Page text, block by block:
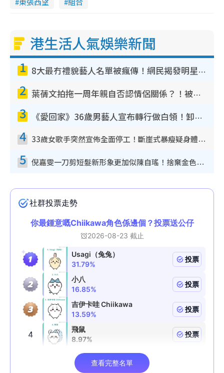
港生活人氣娛樂新聞
1 8大最冇禮貌藝人名單被瘋傳！網民揭發明星真面目 一致數臭呢位係無品天花板？
2 葉蒨文拍拖一周年親自否認情侶關係？！被質疑感情造假竟稱GM「普通同事」
3 《愛回家》36歲男藝人宣布轉行做白領！卸下藝人身份回歸素人平淡生活
4 33歲女歌手突然宣佈全面停工！斷崖式暴瘦疑身體亮紅燈！聲明曝︰將暫時淡出
5 倪嘉雯一刀剪短髮新形象更加似陳自瑤！捨棄金色長髮造型氣質大變超驚喜